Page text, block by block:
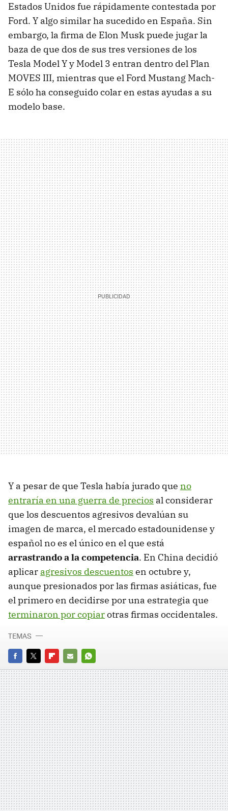
Estados Unidos fue rápidamente contestada por
Ford. Y algo similar ha sucedido en España. Sin
embargo, la firma de Elon Musk puede jugar la
baza de que dos de sus tres versiones de los
Tesla Model Y y Model 3 entran dentro del Plan
MOVES III, mientras que el Ford Mustang Mach-
E sólo ha conseguido colar en estas ayudas a su
modelo base.
Y a pesar de que Tesla había jurado que no
entraría en una guerra de precios al considerar
que los descuentos agresivos devalúan su
imagen de marca, el mercado estadounidense y
español no es el único en el que está
arrastrando a la competencia. En China decidió
aplicar agresivos descuentos en octubre y,
aunque presionados por las firmas asiáticas, fue
el primero en decidirse por una estrategia que
terminaron por copiarotras firmas occidentales.
FACEBOOK
TWITTERFLIPBOARD
E-
MAIL
WHATSAPP
TEMAS